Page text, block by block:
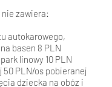
nie zawiera:
autokarowego,
basen 8 PLN
linowy 10 PLN
50 PLN/os pobieranej
dziecka na obóz i